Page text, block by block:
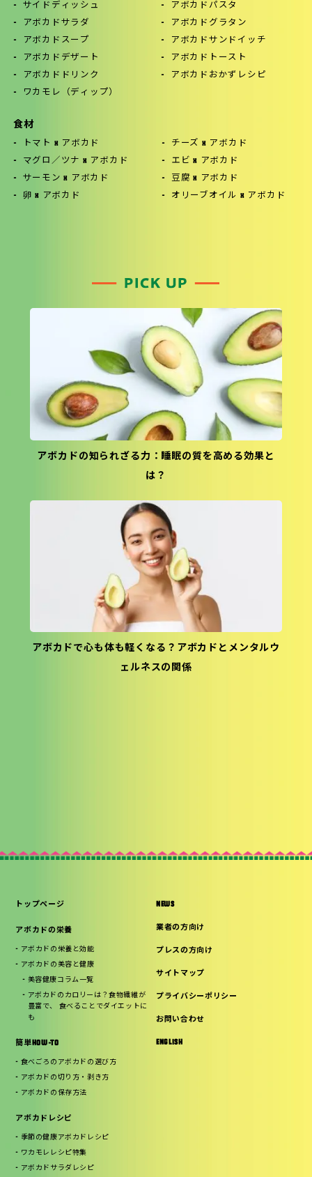
サイドディッシュ
アボカドサラダ
アボカドスープ
アボカドデザート
アボカドドリンク
ワカモレ（ディップ）
アボカドパスタ
アボカドグラタン
アボカドサンドイッチ
アボカドトースト
アボカドおかずレシピ
食材
トマト x アボカド チーズ x アボカド
マグロ／ツナ x アボカド エビ x アボカド
サーモン x アボカド 豆腐 x アボカド
卵 x アボカド オリーブオイル x アボカド
アボカドの知られざる力：睡眠の質を高める効果と
は？
アボカドで心も体も軽くなる？アボカドとメンタルウ
ェルネスの関係
トップページ
アボカドの栄養
アボカドの栄養と効能
アボカドの美容と健康
美容健康コラム一覧
アボカドのカロリーは？食物繊維が
豊富で、 食べることでダイエットに
も
簡単HOW-TO
食べごろのアボカドの選び方
アボカドの切り方・剥き方
アボカドの保存方法
アボカドレシピ
季節の健康アボカドレシピ
ワカモレレシピ特集
アボカドサラダレシピ
NEWS
業者の方向け
プレスの方向け
サイトマップ
プライバシーポリシー
お問い合わせ
ENGLISH